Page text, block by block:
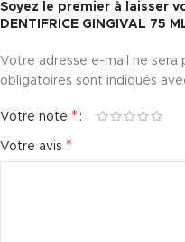
Soyez le premier à laisser
DENTIFRICE GINGIVAL 75
Votre adresse e-mail ne sera
obligatoires sont indiqués
Votre note *
Votre avis *